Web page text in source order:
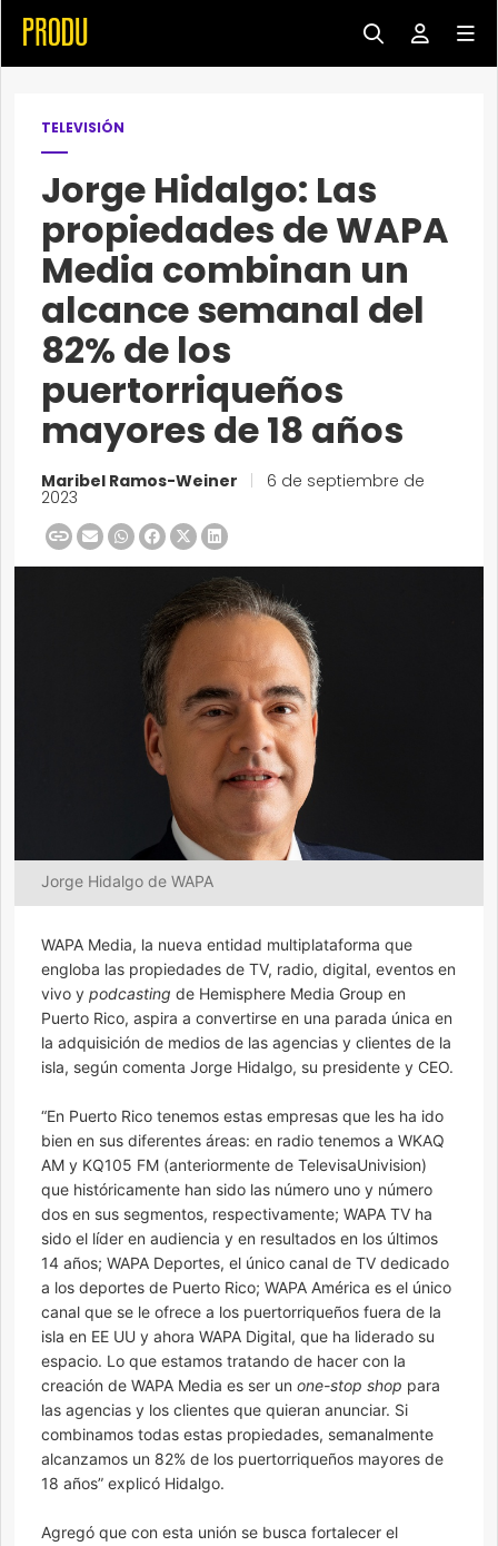
TELEVISIÓN
Jorge Hidalgo: Las
propiedades de WAPA
Media combinan un
alcance semanal del
82% de los
puertorriqueños
mayores de 18 años
Maribel Ramos-Weiner 6 de septiembre de
2023
Jorge Hidalgo de WAPA
WAPA Media, la nueva entidad multiplataforma que
engloba las propiedades de TV, radio, digital, eventos en
vivo y podcasting de Hemisphere Media Group en
Puerto Rico, aspira a convertirse en una parada única en
la adquisición de medios de las agencias y clientes de la
isla, según comenta Jorge Hidalgo, su presidente y CEO.
“En Puerto Rico tenemos estas empresas que les ha ido
bien en sus diferentes áreas: en radio tenemos a WKAQ
AM y KQ105 FM (anteriormente de TelevisaUnivision)
que históricamente han sido las número uno y número
dos en sus segmentos, respectivamente; WAPA TV ha
sido el líder en audiencia y en resultados en los últimos
14 años; WAPA Deportes, el único canal de TV dedicado
a los deportes de Puerto Rico; WAPA América es el único
canal que se le ofrece a los puertorriqueños fuera de la
isla en EE UU y ahora WAPA Digital, que ha liderado su
espacio. Lo que estamos tratando de hacer con la
creación de WAPA Media es ser un one-stop shop para
las agencias y los clientes que quieran anunciar. Si
combinamos todas estas propiedades, semanalmente
alcanzamos un 82% de los puertorriqueños mayores de
18 años” explicó Hidalgo.
Agregó que con esta unión se busca fortalecer el